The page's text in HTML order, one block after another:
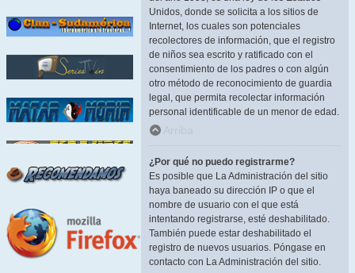
Unidos, donde se solicita a los sitios de
Internet, los cuales son potenciales
recolectores de información, que el registro
de niños sea escrito y ratificado con el
consentimiento de los padres o con algún
otro método de reconocimiento de guardia
legal, que permita recolectar información
personal identificable de un menor de edad.
Arriba
¿Por qué no puedo registrarme?
Es posible que La Administración del sitio
haya baneado su dirección IP o que el
nombre de usuario con el que está
intentando registrarse, esté deshabilitado.
También puede estar deshabilitado el
registro de nuevos usuarios. Póngase en
contacto con La Administración del sitio.